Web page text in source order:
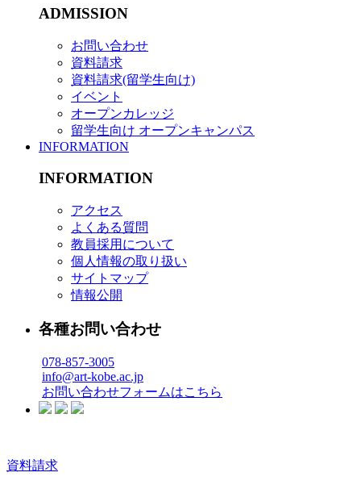
ADMISSION
お問い合わせ
資料請求
資料請求(留学生向け)
イベント
オープンカレッジ
留学生向け オープンキャンパス
INFORMATION
INFORMATION
アクセス
よくある質問
教員採用について
個人情報の取り扱い
サイトマップ
情報公開
各種お問い合わせ
078-857-3005
info@art-kobe.ac.jp
お問い合わせフォームはこちら
資料請求